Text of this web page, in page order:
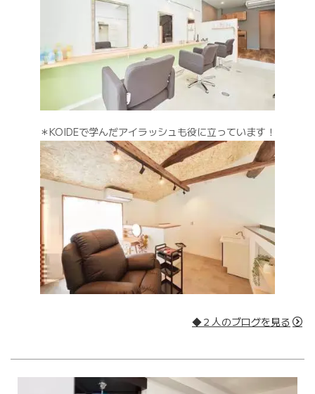
＊KOIDEで学んだアイラッシュも役に立っています！
◆２人のブログを見る